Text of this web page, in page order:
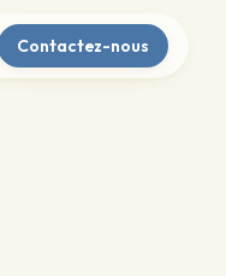
Contactez-nous